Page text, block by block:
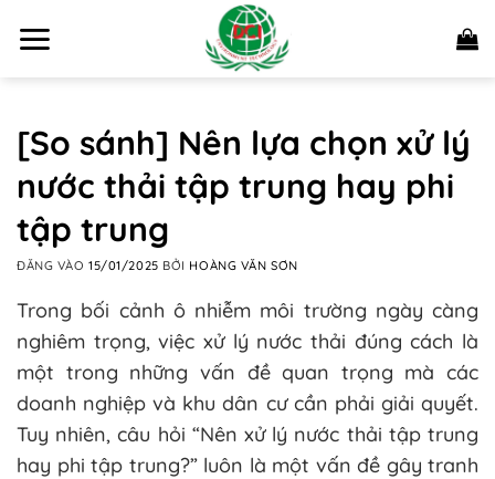
qua
[So sánh] Nên lựa chọn xử lý
nước thải tập trung hay phi
tập trung
ĐĂNG VÀO15/01/2025 BỞI HOÀNG VĂN SƠN
Trong bối cảnh ô nhiễm môi trường ngày càng
nghiêm trọng, việc xử lý nước thải đúng cách là
một trong những vấn đề quan trọng mà các
doanh nghiệp và khu dân cư cần phải giải quyết.
Tuy nhiên, câu hỏi “Nên xử lý nước thải tập trung
hay phi tập trung?” luôn là một vấn đề gây tranh